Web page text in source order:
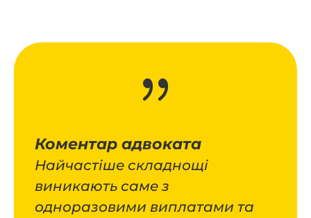
{
Коментар адвоката
Найчастіше складнощі
виникають саме з
одноразовими виплатами та